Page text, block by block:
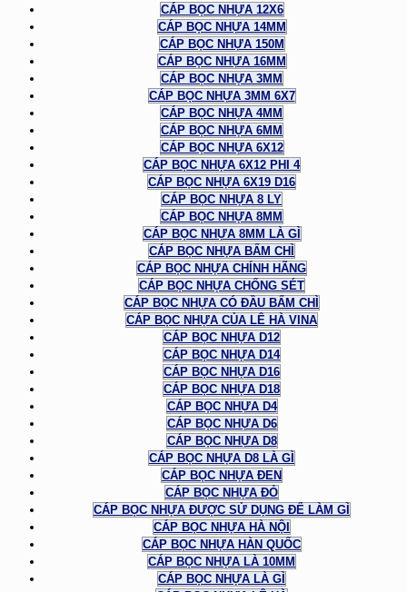
CÁP BỌC NHỰA 12X6
CÁP BỌC NHỰA 14MM
CÁP BỌC NHỰA 150M
CÁP BỌC NHỰA 16MM
CÁP BỌC NHỰA 3MM
CÁP BỌC NHỰA 3MM 6X7
CÁP BỌC NHỰA 4MM
CÁP BỌC NHỰA 6MM
CÁP BỌC NHỰA 6X12
CÁP BỌC NHỰA 6X12 PHI 4
CÁP BỌC NHỰA 6X19 D16
CÁP BỌC NHỰA 8 LY
CÁP BỌC NHỰA 8MM
CÁP BỌC NHỰA 8MM LÀ GÌ
CÁP BỌC NHỰA BẤM CHÌ
CÁP BỌC NHỰA CHÍNH HÃNG
CÁP BỌC NHỰA CHỐNG SÉT
CÁP BỌC NHỰA CÓ ĐẦU BẤM CHÌ
CÁP BỌC NHỰA CỦA LÊ HÀ VINA
CÁP BỌC NHỰA D12
CÁP BỌC NHỰA D14
CÁP BỌC NHỰA D16
CÁP BỌC NHỰA D18
CÁP BỌC NHỰA D4
CÁP BỌC NHỰA D6
CÁP BỌC NHỰA D8
CÁP BỌC NHỰA D8 LÀ GÌ
CÁP BỌC NHỰA ĐEN
CÁP BỌC NHỰA ĐỎ
CÁP BỌC NHỰA ĐƯỢC SỬ DỤNG ĐỂ LÀM GÌ
CÁP BỌC NHỰA HÀ NỘI
CÁP BỌC NHỰA HÀN QUỐC
CÁP BỌC NHỰA LÀ 10MM
CÁP BỌC NHỰA LÀ GÌ